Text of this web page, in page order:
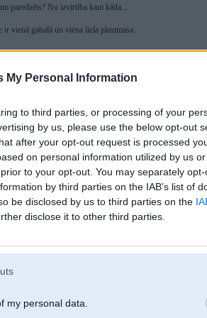
My Personal Information
to third parties, or processing of your
by us, please use the below opt-out
after your opt-out request is processed
on personal information utilized by us
to your opt-out. You may separately
by third parties on the IAB’s list of
be disclosed by us to third parties on the
disclose it to other third parties.
my personal data.
paredzēts? Nu izvirtība kaut kāda...
ir vienā gabalā un viena liela plastmasa.
viss ir baigi smuki, bet personīgi labāk patīk BMW
ar 3er, ja neizvēlās gluži bāzes šrotello ar plastmasas